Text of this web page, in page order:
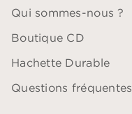
Qui sommes-nous ?
Boutique CD
Hachette Durable
Questions fréquentes